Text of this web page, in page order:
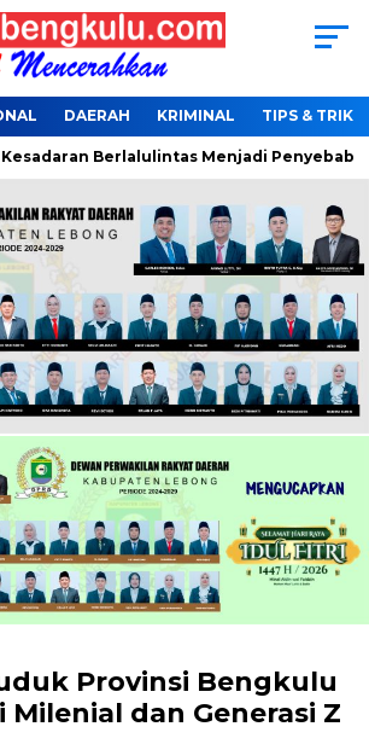
DAERAH KRIMINAL TIPS & TRIK
Berlalulintas Menjadi Penyebab
Provinsi Bengkulu
Milenial dan Generasi Z